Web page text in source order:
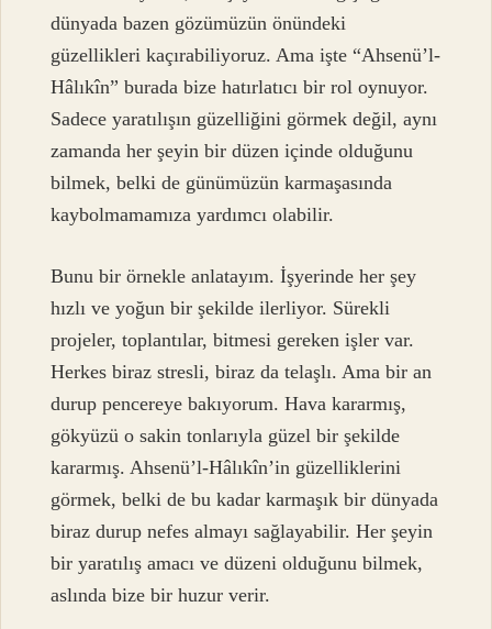
dünyada bazen gözümüzün önündeki
güzellikleri kaçırabiliyoruz. Ama işte “Ahsenü’l-
Hâlıkîn” burada bize hatırlatıcı bir rol oynuyor.
Sadece yaratılışın güzelliğini görmek değil, aynı
zamanda her şeyin bir düzen içinde olduğunu
bilmek, belki de günümüzün karmaşasında
kaybolmamamıza yardımcı olabilir.
Bunu bir örnekle anlatayım. İşyerinde her şey
hızlı ve yoğun bir şekilde ilerliyor. Sürekli
projeler, toplantılar, bitmesi gereken işler var.
Herkes biraz stresli, biraz da telaşlı. Ama bir an
durup pencereye bakıyorum. Hava kararmış,
gökyüzü o sakin tonlarıyla güzel bir şekilde
kararmış. Ahsenü’l-Hâlıkîn’in güzelliklerini
görmek, belki de bu kadar karmaşık bir dünyada
biraz durup nefes almayı sağlayabilir. Her şeyin
bir yaratılış amacı ve düzeni olduğunu bilmek,
aslında bize bir huzur verir.